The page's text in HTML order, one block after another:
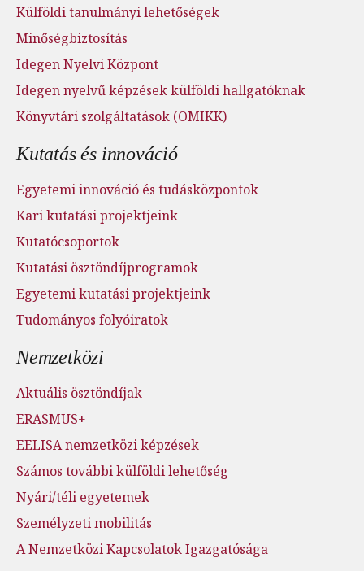
Külföldi tanulmányi lehetőségek
Minőségbiztosítás
Idegen Nyelvi Központ
Idegen nyelvű képzések külföldi hallgatóknak
Könyvtári szolgáltatások (OMIKK)
Kutatás és innováció
Egyetemi innováció és tudásközpontok
Kari kutatási projektjeink
Kutatócsoportok
Kutatási ösztöndíjprogramok
Egyetemi kutatási projektjeink
Tudományos folyóiratok
Nemzetközi
Aktuális ösztöndíjak
ERASMUS+
EELISA nemzetközi képzések
Számos további külföldi lehetőség
Nyári/téli egyetemek
Személyzeti mobilitás
A Nemzetközi Kapcsolatok Igazgatósága